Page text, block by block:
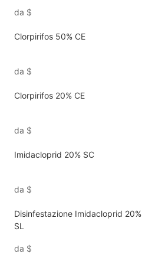
da $
Clorpirifos 50% CE
da $
Clorpirifos 20% CE
da $
Imidacloprid 20% SC
da $
Disinfestazione Imidacloprid 20%
SL
da $